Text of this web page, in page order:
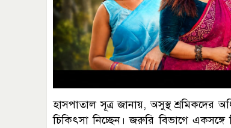
হাসপাতাল সূত্র জানায়, অসুস্থ শ্রমিকদের
চিকিৎসা নিচ্ছেন। জরুরি বিভাগে